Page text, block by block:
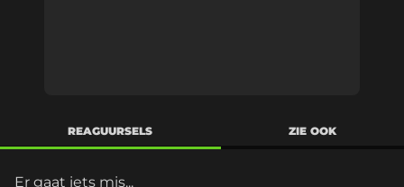
REAGUURSELS ZIE OOK
Er gaat iets mis...